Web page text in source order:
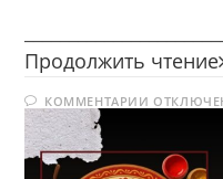
Продолжить чтение
КОММЕНТАРИИ К
ЗАПИСИ